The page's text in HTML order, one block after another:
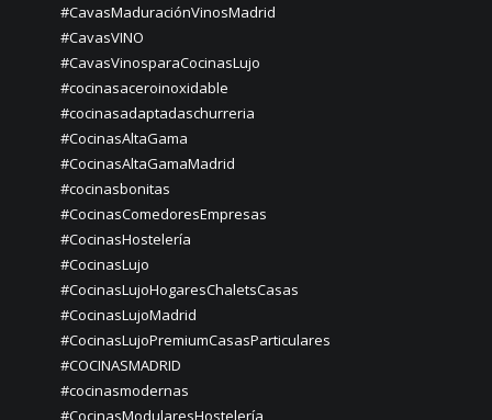
#CavasMaduraciónVinosMadrid
#CavasVINO
#CavasVinosparaCocinasLujo
#cocinasaceroinoxidable
#cocinasadaptadaschurreria
#CocinasAltaGama
#CocinasAltaGamaMadrid
#cocinasbonitas
#CocinasComedoresEmpresas
#CocinasHostelería
#CocinasLujo
#CocinasLujoHogaresChaletsCasas
#CocinasLujoMadrid
#CocinasLujoPremiumCasasParticulares
#COCINASMADRID
#cocinasmodernas
#CocinasModularesHostelería